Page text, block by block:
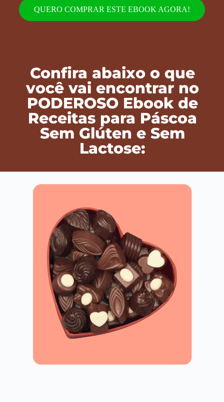
QUERO COMPRAR ESTE EBOOK AGORA!
Confira abaixo o que
você vai encontrar no
PODEROSO Ebook de
Receitas para Páscoa
Sem Glúten e Sem
Lactose: